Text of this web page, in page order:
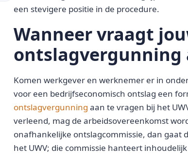
een stevigere positie in de procedure.
Wanneer vraagt
ontslagvergunning
Komen werkgever en werknemer er in
voor een bedrijfseconomisch ontslag een
ontslagvergunning aan te vragen bij het
verleend, mag de arbeidsovereenkomst
onafhankelijke ontslagcommissie, dan gaat
het UWV; die commissie hanteert